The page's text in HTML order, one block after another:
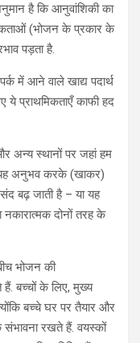
है कि आनुवांशिकी का
(भोजन के प्रकार के
पड़ता है.
में आने वाले खाद्य पदार्थ
ये प्राथमिकताएँ काफी हद
अन्य स्थानों पर जहां हम
यह अनुभव करके (खाकर)
बढ़ जाती है – या यह
दोनों तरह के
भोजन की
हैं. बच्चों के लिए, मुख्य
बच्चे घर पर तैयार और
संभावना रखते हैं. वयस्कों